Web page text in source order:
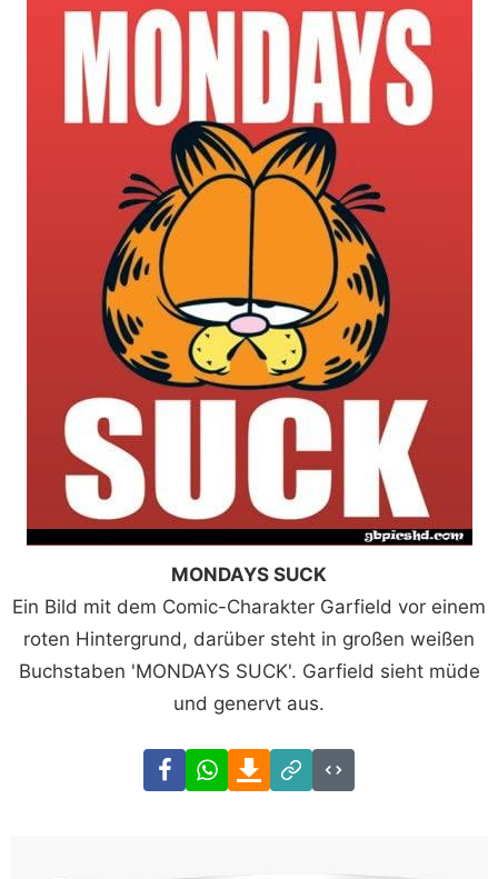
MONDAYS SUCK
Ein Bild mit dem Comic-Charakter Garfield vor einem
roten Hintergrund, darüber steht in großen weißen
Buchstaben 'MONDAYS SUCK'. Garfield sieht müde
und genervt aus.
FacebookWhatsAppDownload
Link
Code